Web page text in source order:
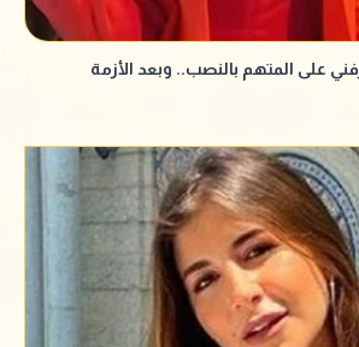
على المتهم بالنصب.. وبعد الأزمة